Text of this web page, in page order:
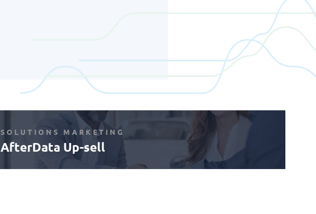
SOLUTIONS MARKETING
AfterData Up-sell